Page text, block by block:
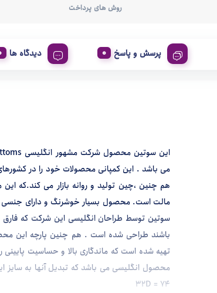
روش های پرداخت
پرسش و پاسخ دیدگاه ها
می باشد . این کمپانی محصولات خود را در
هم چنین ،چین تولید و روانه بازار می کند.که
مالت است. محصول بسیار خوشرنگ و دارای جنسی
سوتین توسط طراحان انگلیسی این شرکت که فارق
تهیه شده است که ماندگاری بالا و حساسیت پایینی
محصول انگلیسی می باشد که تبدیل آنها به سایز
32D = 74